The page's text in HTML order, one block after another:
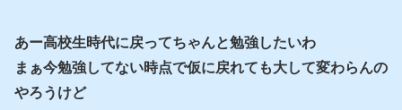
あー高校生時代に戻ってちゃんと勉強したいわ
まぁ今勉強してない時点で仮に戻れても大して変わらんの
やろうけど